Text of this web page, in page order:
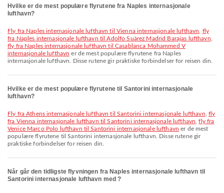
Hvilke er de mest populære flyrutene fra Naples internasjonale
lufthavn?
fly fra Naples internasjonale lufthavn til Vienna internasjonale lufthavn
fly
fra Naples internasjonale lufthavn til Adolfo Suárez Madrid Barajas lufthavn
fly fra Naples internasjonale lufthavn til Casablanca Mohammed V
internasjonale lufthavn er de mest populære flyrutene fra Naples
internasjonale lufthavn. Disse rutene gir praktiske forbindelser for reisen din.
Hvilke er de mest populære flyrutene til Santorini internasjonale
lufthavn?
fly fra Athens internasjonale lufthavn til Santorini internasjonale lufthavn fly
fra Vienna internasjonale lufthavn til Santorini internasjonale lufthavn ,fly fra
Venice Marco Polo lufthavn til Santorini internasjonale lufthavn er de mest
populære flyrutene til Santorini internasjonale lufthavn. Disse rutene gir
praktiske forbindelser for reisen din.
Når går den tidligste flyvningen fra Naples internasjonale lufthavn til
Santorini internasjonale lufthavn med ?